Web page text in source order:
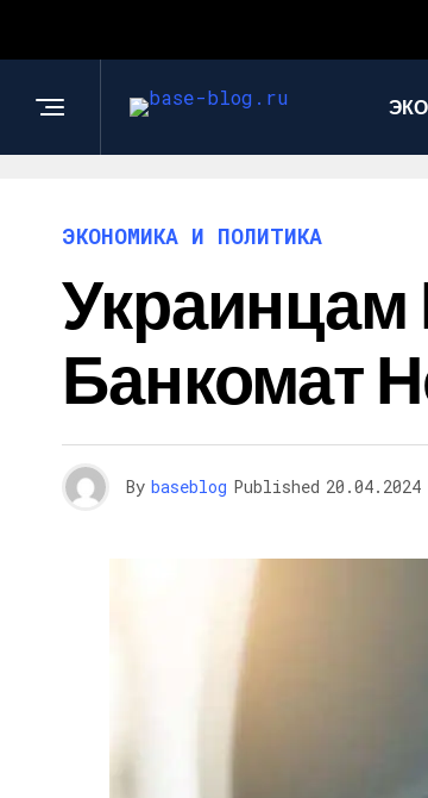
ЭКОНОМИКА И ПОЛИТИКА
Украинцам
Банкомат
By baseblog Published 20.04.2024